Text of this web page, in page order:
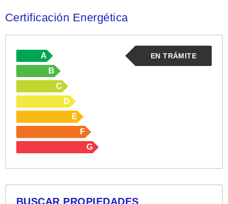
Certificación Energética
EN TRÁMITE
A
B
C
D
E
F
G
BUSCAR PROPIEDADES